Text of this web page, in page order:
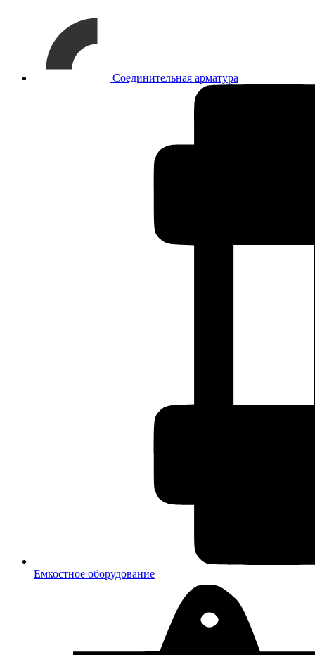
Соединительная арматура
Емкостное оборудование